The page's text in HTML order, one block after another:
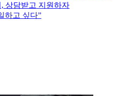
상담받고 지원하자
하고 싶다”